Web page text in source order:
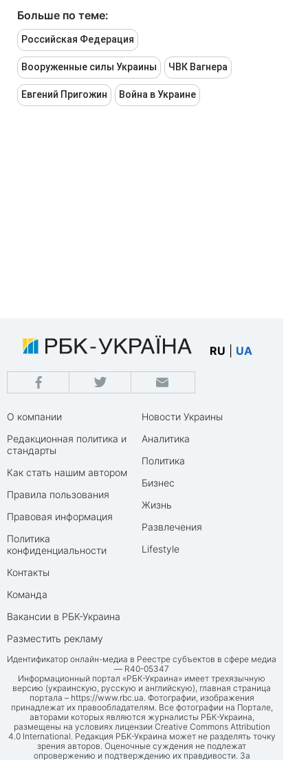
Больше по теме:
Российская Федерация
Вооруженные силы Украины ЧВК Вагнера
Евгений Пригожин Война в Украине
RU UA
О компании
Редакционная политика и
стандарты
Как стать нашим автором
Правила пользования
Правовая информация
Политика
конфиденциальности
Контакты
Команда
Вакансии в РБК-Украина
Разместить рекламу
Новости Украины
Аналитика
Политика
Бизнес
Жизнь
Развлечения
Lifestyle
Идентификатор онлайн-медиа в Реестре субъектов в сфере медиа
— R40-05347
Информационный портал «РБК-Украина» имеет трехязычную
версию (украинскую, русскую и английскую), главная страница
портала – https://www.rbc.ua. Фотографии, изображения
принадлежат их правообладателям. Все фотографии на Портале,
авторами которых являются журналисты РБК-Украина,
размещены на условиях лицензии Creative Commons Attribution
4.0 International. Редакция РБК-Украина может не разделять точку
зрения авторов. Оценочные суждения не подлежат
опровержению и подтверждению их правдивости. За